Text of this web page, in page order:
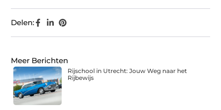
Delen:
Meer Berichten
Rijschool in Utrecht: Jouw Weg naar het
Rijbewijs